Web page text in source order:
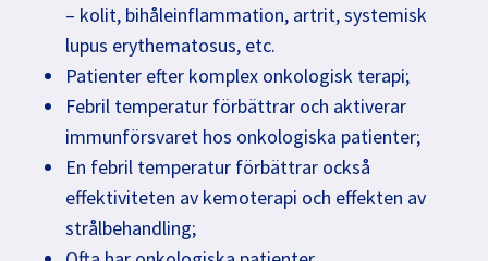
– kolit, bihåleinflammation, artrit, systemisk
lupus erythematosus, etc.
Patienter efter komplex onkologisk terapi;
Febril temperatur förbättrar och aktiverar
immunförsvaret hos onkologiska patienter;
En febril temperatur förbättrar också
effektiviteten av kemoterapi och effekten av
strålbehandling;